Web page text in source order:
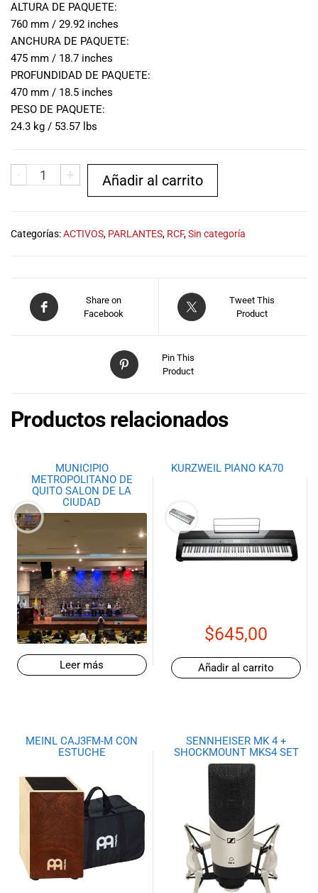
ALTURA DE PAQUETE:
760 mm / 29.92 inches
ANCHURA DE PAQUETE:
475 mm / 18.7 inches
PROFUNDIDAD DE PAQUETE:
470 mm / 18.5 inches
PESO DE PAQUETE:
24.3 kg / 53.57 lbs
- + Añadir al carrito
Categorías:ACTIVOS, PARLANTES, RCF,Sin categoría
Share on
Facebook
Tweet This
Product
Pin This
Product
Productos relacionados
MUNICIPIO
METROPOLITANO DE
QUITO SALON DE LA
CIUDAD
Leer más
KURZWEIL PIANO KA70
$645,00
Añadir al carrito
MEINL CAJ3FM-M CON
ESTUCHE
SENNHEISER MK 4 +
SHOCKMOUNT MKS4 SET